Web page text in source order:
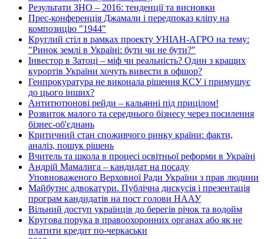
Результати ЗНО – 2016: тенденції та висновки
Прес-конференція Джамали і передпоказ кліпу на
композицію "1944"
Круглий стіл в рамках проекту УНІАН-АГРО на тему:
"Ринок землі в Україні: бути чи не бути?"
Інвестор в Затоці – міф чи реальність? Один з кращих
курортів України хочуть вивести в офшор?
Генпрокуратура не виконала рішення КСУ і примушує
до цього інших?
Антитютюнові рейди – кальянні під прицілом!
Розвиток малого та середнього бізнесу через посилення
бізнес-об'єднань
Критичний стан споживчого ринку країни: факти,
аналіз, пошук рішень
Вчитель та школа в процесі освітньої реформи в Україні
Андрій Мамалига – кандидат на посаду
Уповноваженого Верховної Ради України з прав людини
Майбутнє адвокатури. Публічна дискусія і презентація
програм кандидатів на пост голови НААУ
Вільний доступ українців до берегів річок та водойм
Кругова порука в правоохоронних органах або як не
платити кредит по-черкаськи